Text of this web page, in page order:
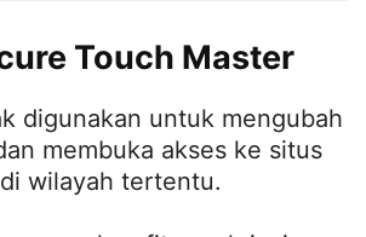
Touch Master
digunakan untuk mengubah
membuka akses ke situs
wilayah tertentu.